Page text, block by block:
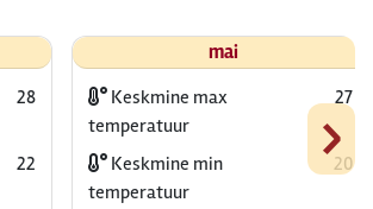
›
28
22
mai
Keskmine max
temperatuur
27
Keskmine min
temperatuur
20